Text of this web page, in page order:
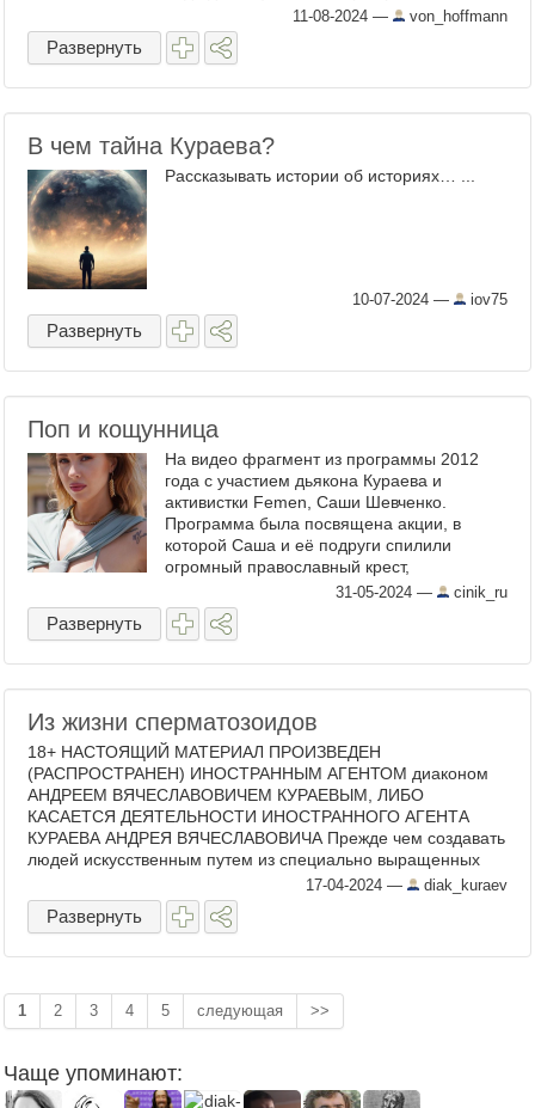
повесить, дабы народ видел) не​ меньше
100​ заведомых ...
11-08-2024 — von_hoffmann
Развернуть
В чем тайна Кураева?
Рассказывать истории об историях… ...
10-07-2024 — iov75
Развернуть
Поп и кощунница
На видео фрагмент из программы 2012
года с участием дьякона Кураева и
активистки Femen, Саши Шевченко.
Программа была посвящена акции, в
которой Саша и её подруги спилили
огромный православный крест,
установленный попами (он был метров 10
в высоту). В ходе дискуссии, Саша, указав
на ...
31-05-2024 — cinik_ru
Развернуть
Из жизни сперматозоидов
18+ НАСТОЯЩИЙ МАТЕРИАЛ ПРОИЗВЕДЕН
(РАСПРОСТРАНЕН) ИНОСТРАННЫМ АГЕНТОМ диаконом
АНДРЕЕМ ВЯЧЕСЛАВОВИЧЕМ КУРАЕВЫМ, ЛИБО
КАСАЕТСЯ ДЕЯТЕЛЬНОСТИ ИНОСТРАННОГО АГЕНТА
КУРАЕВА АНДРЕЯ ВЯЧЕСЛАВОВИЧА Прежде чем создавать
людей искусственным путем из специально выращенных
17-04-2024 — diak_kuraev
Развернуть
1 2 3 4 5 следующая >>
Чаще упоминают: